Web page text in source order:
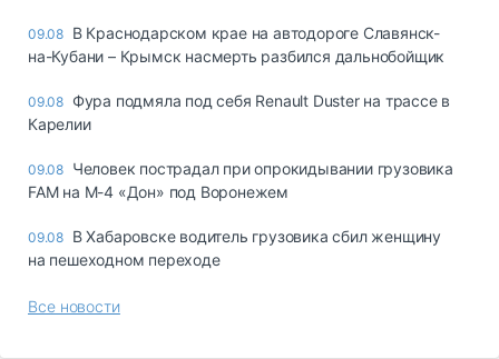
09.08 В Краснодарском крае на автодороге Славянск-
на-Кубани – Крымск насмерть разбился дальнобойщик
09.08 Фура подмяла под себя Renault Duster на трассе в
Карелии
09.08 Человек пострадал при опрокидывании грузовика
FAM на М-4 «Дон» под Воронежем
09.08 В Хабаровске водитель грузовика сбил женщину
на пешеходном переходе
Все новости